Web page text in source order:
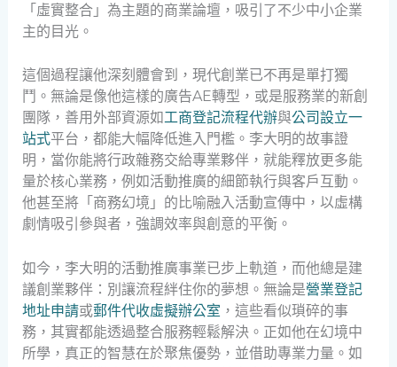
「虛實整合」為主題的商業論壇，吸引了不少中小企業
主的目光。
這個過程讓他深刻體會到，現代創業已不再是單打獨
鬥。無論是像他這樣的廣告AE轉型，或是服務業的新創
團隊，善用外部資源如工商登記流程代辦與公司設立一
站式平台，都能大幅降低進入門檻。李大明的故事證
明，當你能將行政雜務交給專業夥伴，就能釋放更多能
量於核心業務，例如活動推廣的細節執行與客戶互動。
他甚至將「商務幻境」的比喻融入活動宣傳中，以虛構
劇情吸引參與者，強調效率與創意的平衡。
如今，李大明的活動推廣事業已步上軌道，而他總是建
議創業夥伴：別讓流程絆住你的夢想。無論是營業登記
地址申請或郵件代收虛擬辦公室 ，這些看似瑣碎的事
務，其實都能透過整合服務輕鬆解決。正如他在幻境中
所學，真正的智慧在於聚焦優勢，並借助專業力量。如